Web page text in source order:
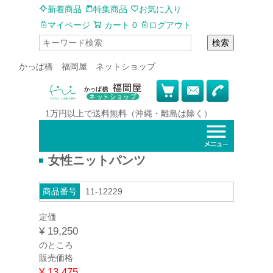
新着商品 特集商品
お気に入り
マイページ
カート 0
ログアウト
検索
かっぱ橋 福岡屋 ネットショップ
1万円以上で送料無料 （沖縄・離島は除く）
女性ニットパンツ
商品番号 11-12229
定価
¥ 19,250
のところ
販売価格